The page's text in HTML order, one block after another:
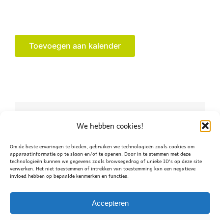
We hebben cookies!
Om de beste ervaringen te bieden, gebruiken we technologieën zoals cookies om
apparaatinformatie op te slaan en/of te openen. Door in te stemmen met deze
technologieën kunnen we gegevens zoals browsegedrag of unieke ID's op deze site
verwerken. Het niet toestemmen of intrekken van toestemming kan een negatieve
invloed hebben op bepaalde kenmerken en functies.
Accepteren
Toevoegen aan kalender
Deel dit verhaal, kies je
platform!
Facebook
X WhatsApp